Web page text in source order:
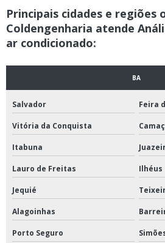
Instalação de ar condicionado inverter
Instalação de ar condicionado inverter na
Instalação de ar condicionado para
Instalação de ar condicionado preço
Instalação de ar condicionado preço médio
Instalação de ar condicionado predial
Principais cidades e regiões
Coldengenharia atende
ar condicionado:
BA
Salvador Feira
Vitória da Conquista
Itabuna
Lauro de Freitas Ilhéus
Jequié
Alagoinhas
Porto Seguro